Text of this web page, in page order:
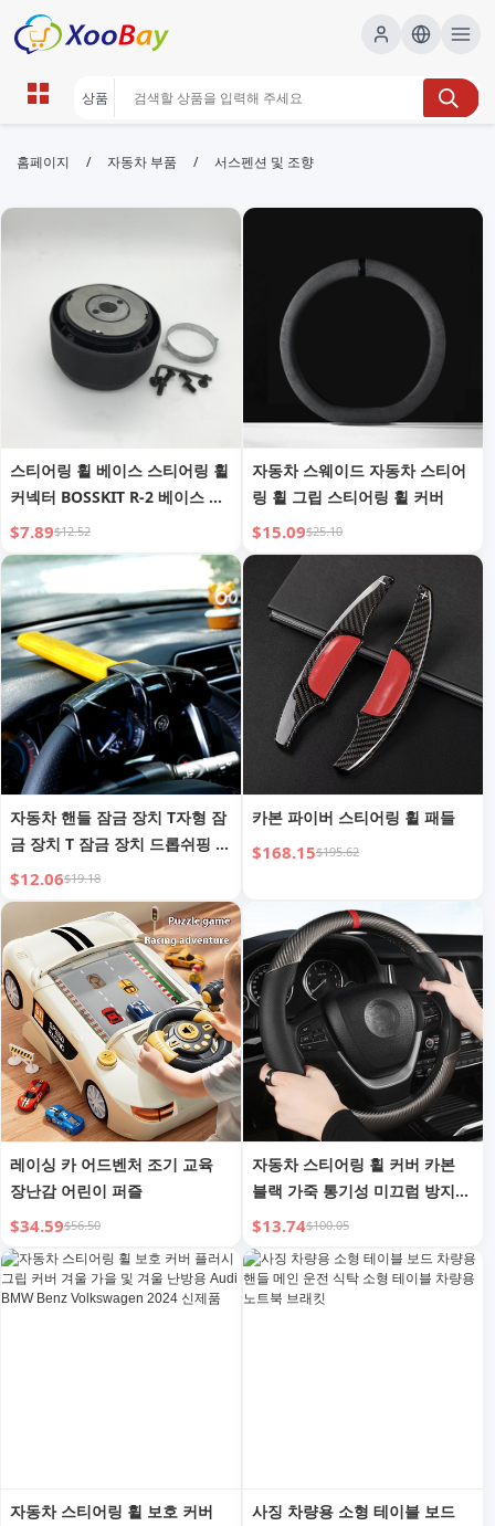
서스펜션 및 조향 | XOOBAY B2B/B2C
서스펜션과 조향의 기본 원리 및 점검 팁을 제공합니다
홈페이지 / 자동차 부품 / 서스펜션 및 조향
스티어링 휠 베이스 스티어링 휠
커넥터 BOSSKIT R-2 베이스 어
댑터
$7.89$12.52
자동차 스웨이드 자동차 스티어
링 휠 그립 스티어링 휠 커버
$15.09$25.10
자동차 핸들 잠금 장치 T자형 잠
금 장치 T 잠금 장치 드롭쉬핑 자
동차 도난 방지 잠금 장치
$12.06$19.18
카본 파이버 스티어링 휠 패들
$168.15$195.62
레이싱 카 어드벤처 조기 교육
장난감 어린이 퍼즐
$34.59$56.50
자동차 스티어링 휠 커버 카본
블랙 가죽 통기성 미끄럼 방지
액세서리
$13.74$100.05
자동차 스티어링 휠 보호 커버
사징 차량용 소형 테이블 보드